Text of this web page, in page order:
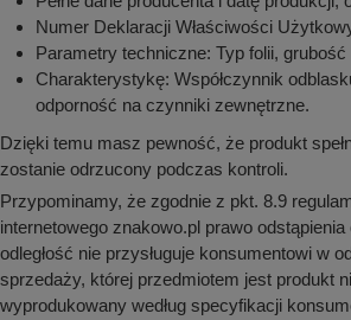
Numer Deklaracji Właściwości
Parametry techniczne: Typ folii,
Charakterystykę: Współczynnik
odporność na czynniki zewnętrzne.
Dzięki temu masz pewność, że produkt
zostanie odrzucony podczas kontroli.
Przypominamy, że zgodnie z pkt. 8.9
internetowego znakowo.pl prawo
odległość nie przysługuje konsumentowi w
sprzedaży, której przedmiotem jest produkt
wyprodukowany według specyfikacji